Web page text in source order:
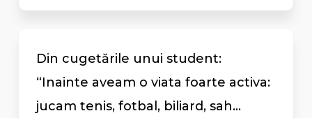
Din cugetările unui student:
“Inainte aveam o viata foarte activa:
jucam tenis, fotbal, biliard, sah...